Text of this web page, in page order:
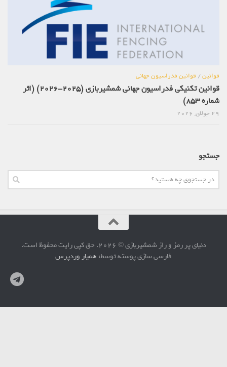
قوانین/قوانین فدراسیون جهانی
قوانین تکنیکی فدراسیون جهانی شمشیربازی (2025-2026) (اثر
شماره 853)
جستجو
دنیای پر رمز و راز شمشیربازی © 2026. حق کپی رایت محفوظ است.
فارسی سازی پوسته توسط:همیار وردپرس